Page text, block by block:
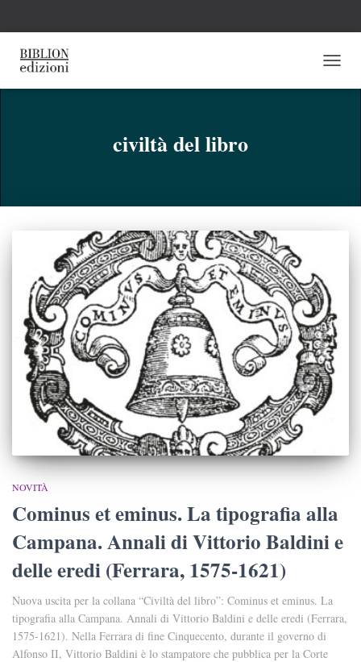
civiltà del libro
NOVITÀ
Cominus et eminus. La tipografia alla
Campana. Annali di Vittorio Baldini e
delle eredi (Ferrara, 1575-1621)
Nuova uscita per la collana “Civiltà del libro”: Cominus et eminus. La
tipografia alla Campana. Annali di Vittorio Baldini e delle eredi (Ferrara,
1575-1621). Nella Ferrara di fine Cinquecento, durante il governo di
Alfonso II, Vittorio Baldini è lo stampatore che pubblica per la Corte